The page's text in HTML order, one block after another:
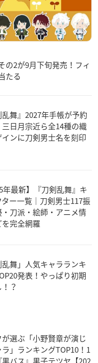
の2が9月下旬発売！フィ
たる
乱舞』2027年手帳が予約
三日月宗近ら全14種の織
インに刀剣男士名を刻印
年最新】『刀剣乱舞』キ
ター一覧｜刀剣男士117振
・刀派・絵師・アニメ情
完全網羅
乱舞」人気キャラランキ
発表！やっぱり初期
？
選ぶ「小野賢章が演じ
ラ」ランキングTOP10！1